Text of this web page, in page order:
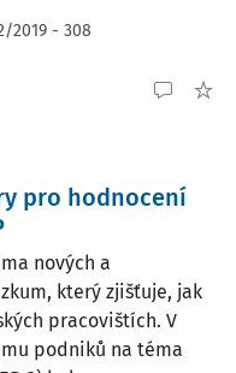
2019 - 308
pro hodnocení
nových a
který zjišťuje, jak
pracovištích. V
podniků na téma